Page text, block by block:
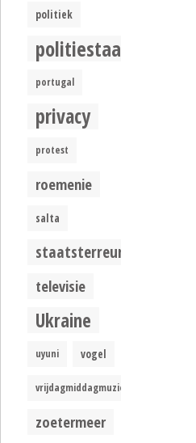
politiek
politiestaat
portugal
privacy
protest
roemenie
salta
staatsterreur
televisie
Ukraine
uyuni vogel
vrijdagmiddagmuziek
zoetermeer